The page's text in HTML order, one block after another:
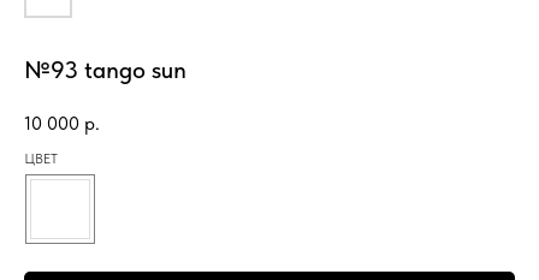
№93 tango sun
10 000 р.
ЦВЕТ